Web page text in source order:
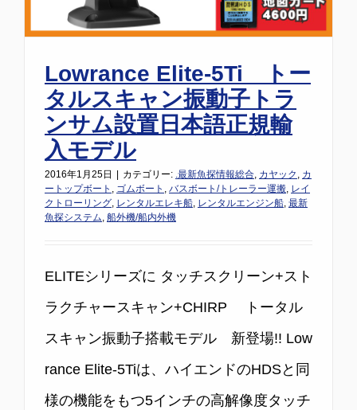
Lowrance Elite-5Ti トー
タルスキャン振動子トラ
ンサム設置日本語正規輸
入モデル
2016年1月25日 カテゴリー: .最新魚探情報総合, カヤック , カ
ートップボート , ゴムボート , バスボート/トレーラー運搬, レイ
クトローリング, レンタルエレキ船, レンタルエンジン船, 最新
魚探システム, 船外機/船内外機
ELITEシリーズに タッチスクリーン+スト
ラクチャースキャン+CHIRP トータル
スキャン振動子搭載モデル 新登場!! Low
rance Elite-5Tiは、ハイエンドのHDSと同
様の機能をもつ5インチの高解像度タッチ